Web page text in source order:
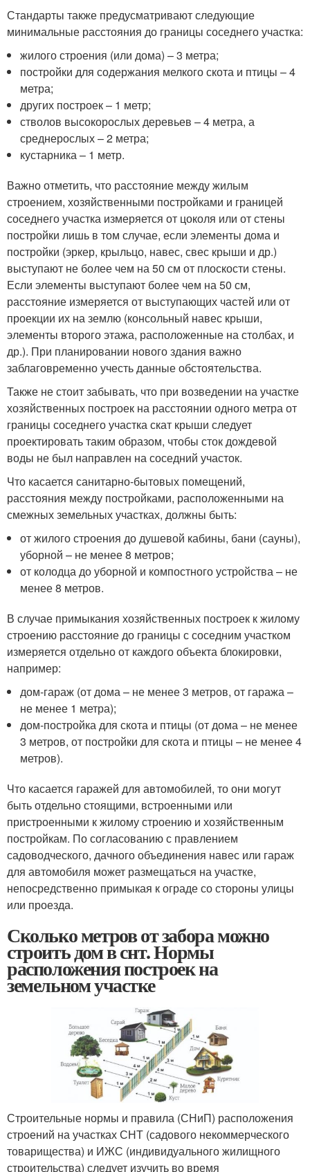
Стандарты также предусматривают следующие
минимальные расстояния до границы соседнего участка:
жилого строения (или дома) – 3 метра;
постройки для содержания мелкого скота и птицы – 4
метра;
других построек – 1 метр;
стволов высокорослых деревьев – 4 метра, а
среднерослых – 2 метра;
кустарника – 1 метр.
Важно отметить, что расстояние между жилым
строением, хозяйственными постройками и границей
соседнего участка измеряется от цоколя или от стены
постройки лишь в том случае, если элементы дома и
постройки (эркер, крыльцо, навес, свес крыши и др.)
выступают не более чем на 50 см от плоскости стены.
Если элементы выступают более чем на 50 см,
расстояние измеряется от выступающих частей или от
проекции их на землю (консольный навес крыши,
элементы второго этажа, расположенные на столбах, и
др.). При планировании нового здания важно
заблаговременно учесть данные обстоятельства.
Также не стоит забывать, что при возведении на участке
хозяйственных построек на расстоянии одного метра от
границы соседнего участка скат крыши следует
проектировать таким образом, чтобы сток дождевой
воды не был направлен на соседний участок.
Что касается санитарно-бытовых помещений,
расстояния между постройками, расположенными на
смежных земельных участках, должны быть:
от жилого строения до душевой кабины, бани (сауны),
уборной – не менее 8 метров;
от колодца до уборной и компостного устройства – не
менее 8 метров.
В случае примыкания хозяйственных построек к жилому
строению расстояние до границы с соседним участком
измеряется отдельно от каждого объекта блокировки,
например:
дом-гараж (от дома – не менее 3 метров, от гаража –
не менее 1 метра);
дом-постройка для скота и птицы (от дома – не менее
3 метров, от постройки для скота и птицы – не менее 4
метров).
Что касается гаражей для автомобилей, то они могут
быть отдельно стоящими, встроенными или
пристроенными к жилому строению и хозяйственным
постройкам. По согласованию с правлением
садоводческого, дачного объединения навес или гараж
для автомобиля может размещаться на участке,
непосредственно примыкая к ограде со стороны улицы
или проезда.
Сколько метров от забора можно
строить дом в снт. Нормы
расположения построек на
земельном участке
Строительные нормы и правила (СНиП) расположения
строений на участках СНТ (садового некоммерческого
товарищества) и ИЖС (индивидуального жилищного
строительства) следует изучить во время